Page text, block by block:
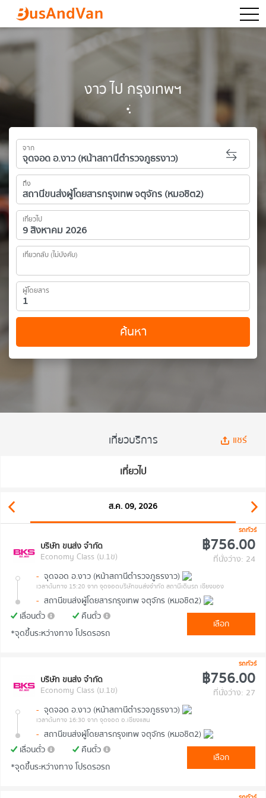
งาว ไป กรุงเทพฯ
จาก
ถึง
เที่ยวไป
เที่ยวกลับ (ไม่บังคับ)
ผู้โดยสาร
ค้นหา
เที่ยวบริการ แชร์
เที่ยวไป
ส.ค. 09, 2026
รถทัวร์
บริษัท ขนส่ง จำกัด
Economy Class (ม.1ข)
฿756.00
ที่นั่งว่าง: 24
- จุดจอด อ.งาว (หน้าสถานีตำรวจภูธรงาว)
เวลาต้นทาง 15:20 จาก จุดจอดบริษัทขนส่งจำกัด สถานีเดินรถ เชียงของ
- สถานีขนส่งผู้โดยสารกรุงเทพ จตุจักร (หมอชิต2)
เลื่อนตั๋ว
คืนตั๋ว
*จุดขึ้นระหว่างทาง โปรดรอรถ
เลือก
รถทัวร์
บริษัท ขนส่ง จำกัด
Economy Class (ม.1ข)
฿756.00
ที่นั่งว่าง: 27
- จุดจอด อ.งาว (หน้าสถานีตำรวจภูธรงาว)
เวลาต้นทาง 16:30 จาก จุดจอด อ.เชียงแสน
- สถานีขนส่งผู้โดยสารกรุงเทพ จตุจักร (หมอชิต2)
เลื่อนตั๋ว
คืนตั๋ว
*จุดขึ้นระหว่างทาง โปรดรอรถ
เลือก